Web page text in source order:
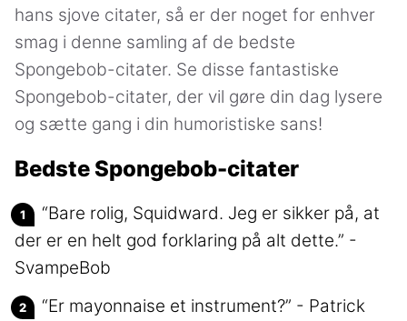
hans sjove citater, så er der noget for enhver
smag i denne samling af de bedste
Spongebob-citater. Se disse fantastiske
Spongebob-citater, der vil gøre din dag lysere
og sætte gang i din humoristiske sans!
Bedste Spongebob-citater
“Bare rolig, Squidward. Jeg er sikker på, at
der er en helt god forklaring på alt dette.” -
SvampeBob
“Er mayonnaise et instrument?” - Patrick